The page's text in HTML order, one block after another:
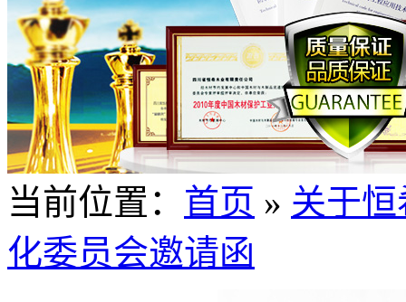
当前位置： 首页 » 关于恒
化委员会邀请函